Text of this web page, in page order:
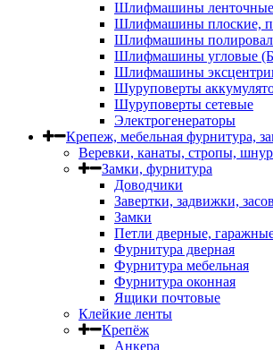
Шлифмашины ленточные
Шлифмашины плоские,
Шлифмашины
Шлифмашины угловые
Шлифмашины
Шуруповерты
Шуруповерты сетевые
Электрогенераторы
Крепеж, мебельная фурнитура,
Веревки, канаты, стропы,
Замки, фурнитура
Доводчики
Завертки, задвижки,
Замки
Петли дверные,
Фурнитура дверная
Фурнитура мебельная
Фурнитура оконная
Ящики почтовые
Клейкие ленты
Крепёж
Анкера